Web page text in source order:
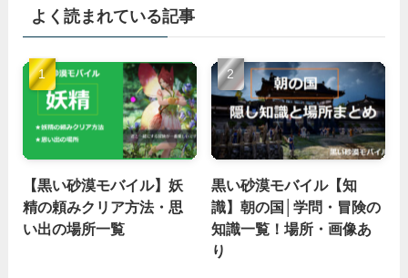
よく読まれている記事
【黒い砂漠モバイル】妖
精の頼みクリア方法・思
い出の場所一覧
黒い砂漠モバイル【知
識】朝の国│学問・冒険の
知識一覧！場所・画像あ
り